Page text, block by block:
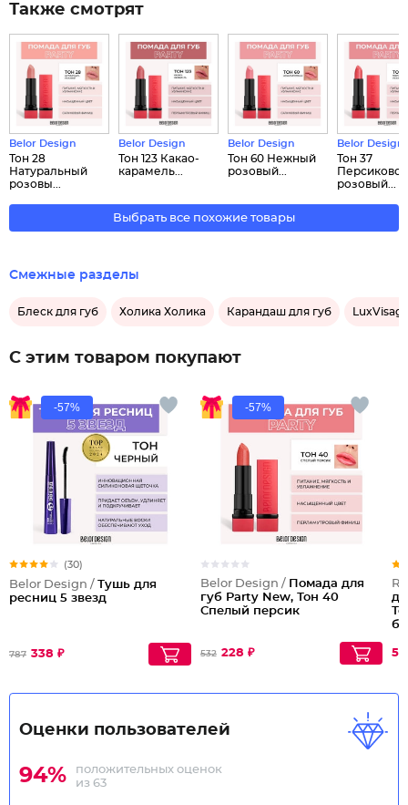
Также смотрят
Belor Design
Тон 28
Натуральный
розовы...
Belor Design
Тон 123 Какао-
карамель...
Belor Design
Тон 60 Нежный
розовый...
Belor Design
Тон 37
Персиково-
розовый...
Выбрать все похожие товары
Смежные разделы
Блеск для губ Холика Холика Карандаш для губ LuxVisage
С этим товаром покупают
-57%
(30)
Belor Design / Тушь для
ресниц 5 звезд
787 338 ₽
-57%
Belor Design / Помада для
губ Party New, Тон 40
Спелый персик
532 228 ₽
Оценки пользователей
94%
положительных оценок
из 63